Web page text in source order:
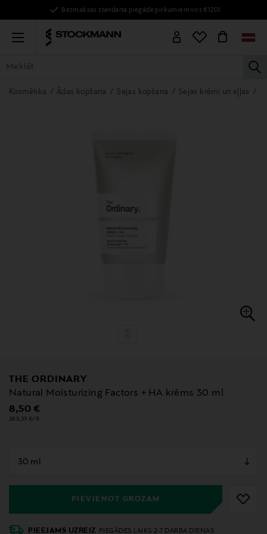
Bezmaksas standarta piegāde pirkumiem virs €120!
Menu
VISAS PRECES SIEVIETĒM VĪRIEŠIEM BĒRNIEM MĀJAI
Kosmētika Ādas kopšana Sejas kopšana Sejas krēmi un eļļas
THE ORDINARY
Natural Moisturizing Factors + HA krēms 30 ml
Original Price
8,50 €
283,33 €/1l
PIEVIENOT GROZAM
PIEEJAMS UZREIZ
PIEGĀDES LAIKS 2-7 DARBA DIENAS